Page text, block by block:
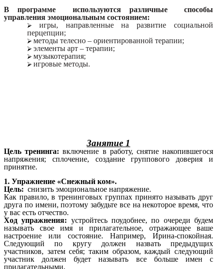
В программе используются различные способы
управления эмоциональным состоянием:
игры, направленные на развитие социальной
перцепции;
методы телесно – ориентированной терапии;
элементы арт – терапии;
музыкотерапия;
игровые методы.
Занятие 1
Цель тренинга: включение в работу, снятие накопившегося
напряжения; сплочение, создание группового доверия и
принятие.
1. Упражнение «Снежный ком».
Цель: снизить эмоциональное напряжение.
Как правило, в тренинговых группах принято называть друг
друга по имени, поэтому забудьте все на некоторое время, что
у вас есть отчество.
Ход упражнения: устройтесь поудобнее, по очереди будем
называть свое имя и прилагательное, отражающее ваше
настроение или состояние. Например, Ирина-спокойная.
Следующий по кругу должен назвать предыдущих
участников, затем себя; таким образом, каждый следующий
участник должен будет называть все больше имен с
прилагательными.